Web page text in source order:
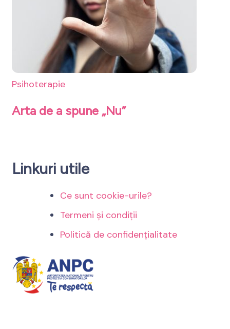
Psihoterapie
Arta de a spune „Nu”
Linkuri utile
Ce sunt cookie-urile?
Termeni și condiții
Politică de confidențialitate